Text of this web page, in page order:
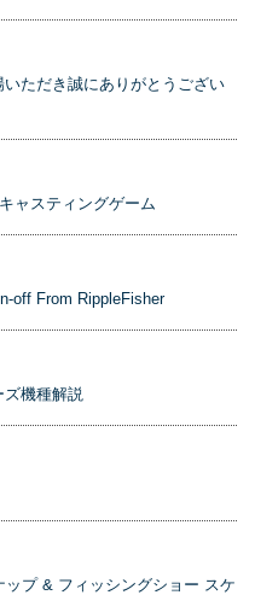
いただき誠にありがとうござい
ャスティングゲーム
off From RippleFisher
ズ機種解説
ップ & フィッシングショー スケ